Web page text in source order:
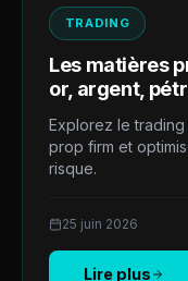
TRADING
Les matières
or, argent,
Explorez le
prop firm et
risque.
25 juin 2026
Lire plus